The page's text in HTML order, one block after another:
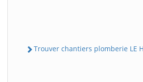
Trouver chantiers plomberie LE